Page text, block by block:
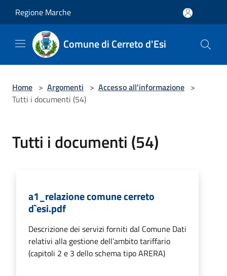
Regione Marche
Comune di Cerreto d'Esi
Home > Argomenti > Accesso all'informazione >
Tutti i documenti (54)
Tutti i documenti (54)
a1_relazione comune cerreto
d`esi.pdf
Descrizione dei servizi forniti dal Comune Dati
relativi alla gestione dell’ambito tariffario
(capitoli 2 e 3 dello schema tipo ARERA)